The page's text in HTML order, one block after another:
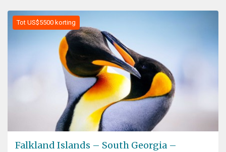
Tot US$5500 korting
Falkland Islands – South Georgia –